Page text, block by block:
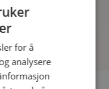
for å
analysere